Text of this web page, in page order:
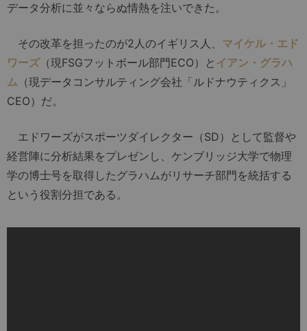
データ分析に並々ならぬ情熱を注いできた。
その改革を担ったのが2人のイギリス人、 マイケル・エド
ワーズ（現FSGフットボール部門ECO）と イアン・グラハ
ム （現データコンサルティング会社「ルドナウティクス」
CEO）だ。
エドワーズがスポーツダイレクター（SD）として監督や
経営陣に分析結果をプレゼンし、ケンブリッジ大学で物理
学の博士号を取得したグラハムがリサーチ部門を統括する
という役割分担である。